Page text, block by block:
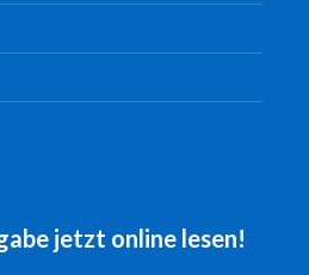
jetzt online lesen!